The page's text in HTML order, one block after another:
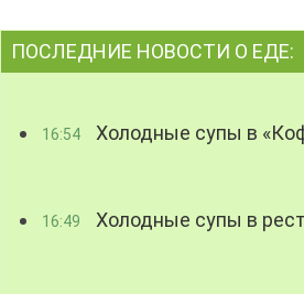
ПОСЛЕДНИЕ НОВОСТИ О ЕДЕ:
16:54 Холодные супы в
16:49 Холодные супы в